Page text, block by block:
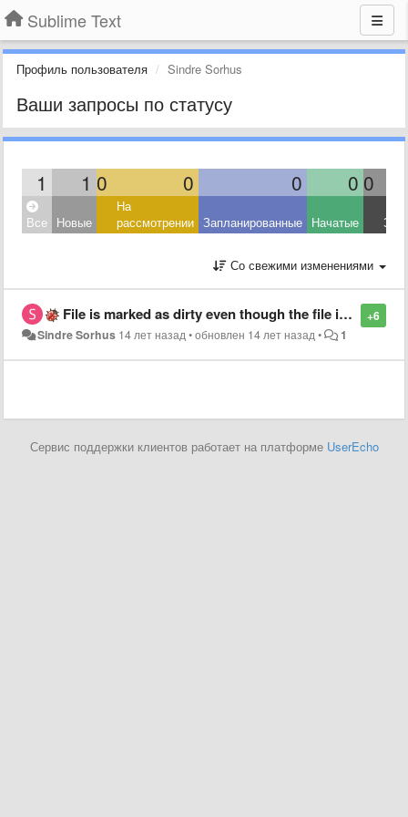
Sublime Text
Профиль пользователя Sindre Sorhus
Ваши запросы по статусу
1 1 0 0 0 0 0
Все Новые
На
рассмотрении Запланированные Начатые
Со свежими изменениями
+6
File is marked as dirty even though the file itself is unchanged
Sindre Sorhus 14 лет назад•обновлен 14 лет назад• 1
Сервис поддержки клиентов работает на платформе UserEcho